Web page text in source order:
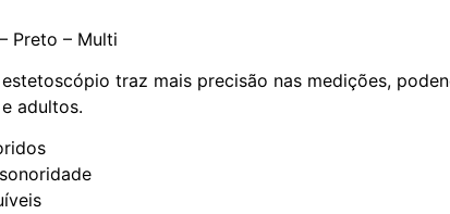
Preto – Multi
traz mais precisão nas medições,
adultos.